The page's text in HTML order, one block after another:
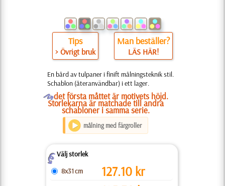
Tips
> Övrigt bruk
Man beställer?
LÄS HÄR!
En bård av tulpaner i finift målningsteknik stil.
Schablon (återanvändbar) i ett lager.
Odet första måttet är motivets höjd.
Storlekarna är matchade till andra
schabloner i samma serie.
målning med färgroller
ZVälj storlek
8x31 cm
127.10 kr